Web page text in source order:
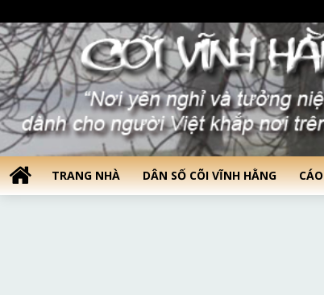
TRANG NHÀ DÂN SỐ CÕI VĨNH HẰNG